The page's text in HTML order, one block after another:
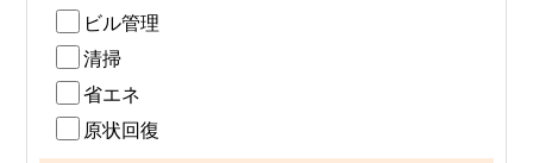
ビル管理
清掃
省エネ
原状回復